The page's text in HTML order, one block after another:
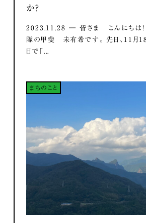
か？
2023.11.28 ― 皆さま こんにちは！
隊の甲斐 未有希です。 先日、11月
日で「...
まちのこと